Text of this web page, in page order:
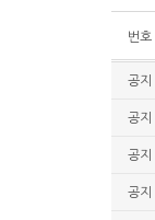
번호
공지
공지
공지
공지